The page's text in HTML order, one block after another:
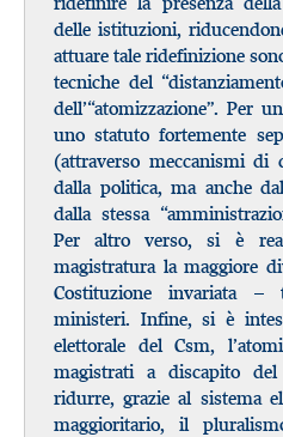
delle istituzioni,
attuare tale ridefinizione
tecniche del
dell’“atomizzazione”. Per
uno statuto fortemente
(attraverso meccanismi di
dalla politica, ma anche
dalla stessa
Per altro verso, si è
magistratura la maggiore
Costituzione invariata
ministeri. Infine, si è
elettorale del Csm,
magistrati a discapito del
ridurre, grazie al sistema
maggioritario, il